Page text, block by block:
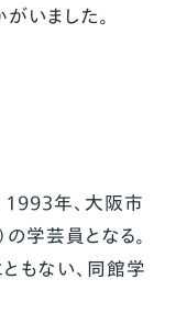
いました。
1993年、大阪市
学芸員となる。
もない、同館学